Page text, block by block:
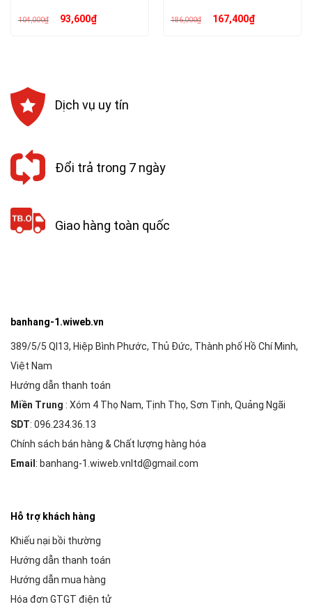
104,000₫ Giá
gốc93,600₫Giá 186,000₫ Giá
gốc167,400₫Giá
Dịch vụ uy tín
Đổi trả trong 7 ngày
Giao hàng toàn quốc
banhang-1.wiweb.vn
389/5/5 Ql13, Hiệp Bình Phước, Thủ Đức, Thành phố Hồ Chí Minh,
Việt Nam
Hướng dẫn thanh toán
Miền Trung : Xóm 4 Thọ Nam, Tịnh Thọ, Sơn Tịnh, Quảng Ngãi
SDT: 096.234.36.13
Chính sách bán hàng & Chất lượng hàng hóa
Email : banhang-1.wiweb.vnltd@gmail.com
Hỗ trợ khách hàng
Khiếu nại bồi thường
Hướng dẫn thanh toán
Hướng dẫn mua hàng
Hóa đơn GTGT điện tử